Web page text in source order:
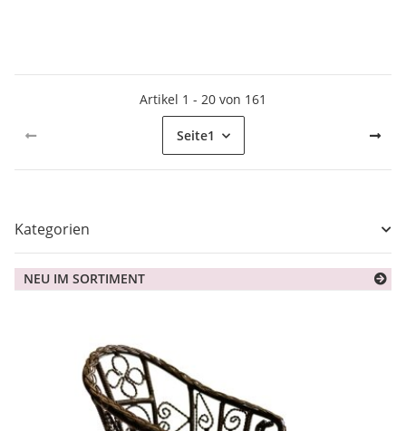
Artikel 1 - 20 von 161
Seite1
Kategorien
NEU IM SORTIMENT